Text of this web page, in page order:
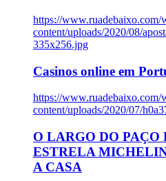
https://www.ruadebaixo.com/
content/uploads/2020/08/
335x256.jpg
Casinos online em
https://www.ruadebaixo.com/
content/uploads/2020/07/
O LARGO DO PAÇO
ESTRELA
A CASA